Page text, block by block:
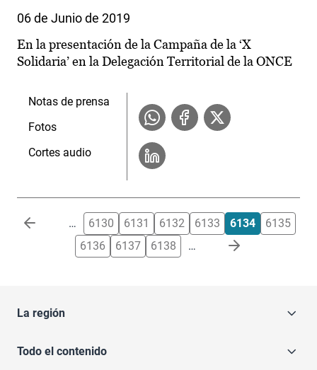
06 de Junio de 2019
En la presentación de la Campaña de la ‘X
Solidaria’ en la Delegación Territorial de la ONCE
Notas de prensa
Fotos
Cortes audio
Paginación … 6130 6131 6132 6133 6134
6135
6136
6137 6138 …
La región
Todo el contenido